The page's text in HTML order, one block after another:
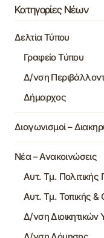
Κατηγορίες Νέων
Δελτία Τύπου
Γραφείο Τύπου
Δ/νση
Δήμαρχος
Διαγωνισμοί –
Νέα – Ανακοινώσεις
Αυτ. Τμ. Πολιτικής
Αυτ. Τμ. Τοπικής &
Δ/νση Διοικητικών